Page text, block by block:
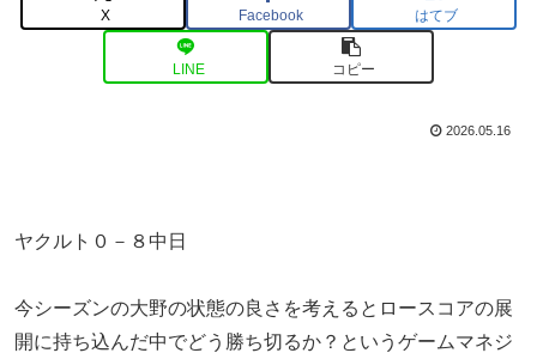
X Facebook はてブ
LINE コピー
2026.05.16
ヤクルト０－８中日
今シーズンの大野の状態の良さを考えるとロースコアの展
開に持ち込んだ中でどう勝ち切るか？というゲームマネジ